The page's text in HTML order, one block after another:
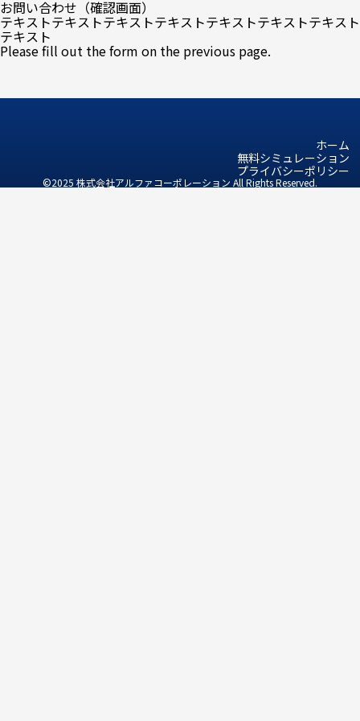
お問い合わせ（確認画面）
テキストテキストテキストテキストテキストテキストテキスト
テキスト
Please fill out the form on the previous page.
ホーム
無料シミュレーション
プライバシーポリシー
©2025 株式会社アルファコーポレーション All Rights Reserved.